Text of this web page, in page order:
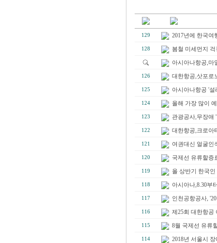
129 2017년에 한국여
128
봄철 미세먼지
아시아나항공,마
126 대한항공,삿포로
125 아시아나항공 '
124 올해 가장 많이
123 관광공사,무장애
122 대한항공,크로아
121 여권대신 얼굴인
120 국제선 유류할증
119 올 상반기 한국
118 아시아나,8.30부
117 인천공항공사,
116 제25회 대한항공
115 8월 국제선 유류
114 2018년 서울시